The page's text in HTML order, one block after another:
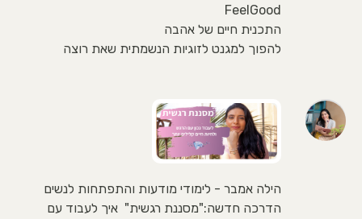
FeelGood
התכנית חיים של אהבה
להפוך למגנט לזוגיות הנשמתית שאת רוצה
הילה אמבר - לימודי מודעות והתפתחות לנשים
הדרכה חדשה:"מסננת רגשית" איך לעבוד עם